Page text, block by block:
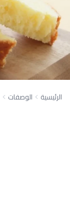
الرئيسية الوصفات